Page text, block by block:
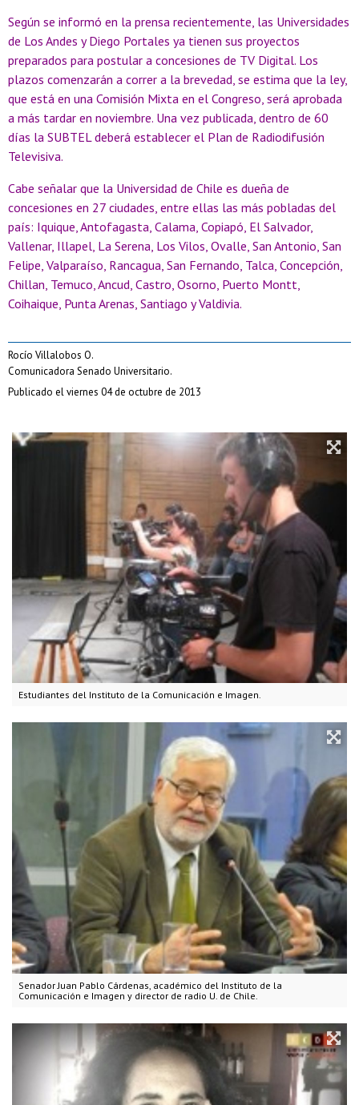
Estudiantes del Instituto de la Comunicación e Imagen.
Senador Juan Pablo Cárdenas, académico del Instituto de la
Comunicación e Imagen y director de radio U. de Chile.
Según se informó en la prensa recientemente, las Universidades
de Los Andes y Diego Portales ya tienen sus proyectos
preparados para postular a concesiones de TV Digital. Los
plazos comenzarán a correr a la brevedad, se estima que la ley,
que está en una Comisión Mixta en el Congreso, será aprobada
a más tardar en noviembre. Una vez publicada, dentro de 60
días la SUBTEL deberá establecer el Plan de Radiodifusión
Televisiva.
Cabe señalar que la Universidad de Chile es dueña de
concesiones en 27 ciudades, entre ellas las más pobladas del
país: Iquique, Antofagasta, Calama, Copiapó, El Salvador,
Vallenar, Illapel, La Serena, Los Vilos, Ovalle, San Antonio, San
Felipe, Valparaíso, Rancagua, San Fernando, Talca, Concepción,
Chillan, Temuco, Ancud, Castro, Osorno, Puerto Montt,
Coihaique, Punta Arenas, Santiago y Valdivia.
Rocío Villalobos O.
Comunicadora Senado Universitario.
Publicado el viernes 04 de octubre de 2013